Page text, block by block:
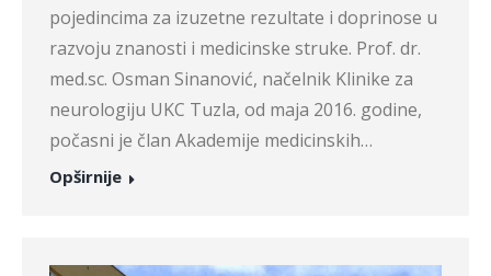
pojedincima za izuzetne rezultate i doprinose u
razvoju znanosti i medicinske struke. Prof. dr.
med.sc. Osman Sinanović, načelnik Klinike za
neurologiju UKC Tuzla, od maja 2016. godine,
počasni je član Akademije medicinskih…
Opširnije